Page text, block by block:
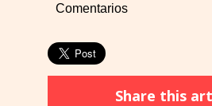
Comentarios
Share this